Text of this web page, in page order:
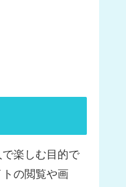
楽しむ目的で
の閲覧や画